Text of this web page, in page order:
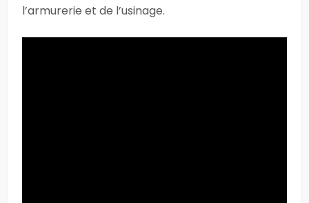
l’armurerie et de l’usinage.